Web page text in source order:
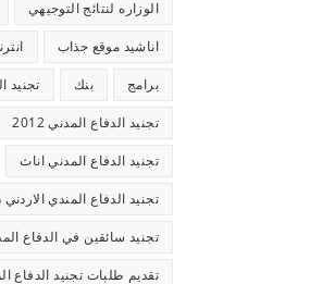
الوزاره لنتائج التوجيهي
اناشيد موقع جذاب
برامج بنك تجنيد
تجنيد الدفاع المدني 2012
تجنيد الدفاع المدني اناث
تجنيد الدفاع المندي الاردني
تجنيد سائقين في الدفاع
تقديم طلبات تجنيد الدفاع